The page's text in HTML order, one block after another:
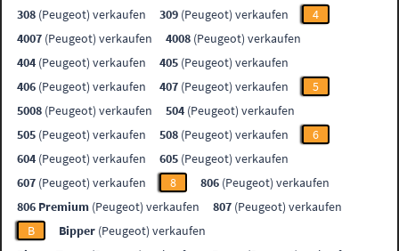
308 (Peugeot) verkaufen 309 (Peugeot) verkaufen
4
4007 (Peugeot) verkaufen 4008 (Peugeot) verkaufen
404 (Peugeot) verkaufen 405 (Peugeot) verkaufen
406 (Peugeot) verkaufen 407 (Peugeot) verkaufen
5
5008 (Peugeot) verkaufen 504 (Peugeot) verkaufen
505 (Peugeot) verkaufen 508 (Peugeot) verkaufen
6
604 (Peugeot) verkaufen 605 (Peugeot) verkaufen
607 (Peugeot) verkaufen 8 806 (Peugeot) verkaufen
806 Premium (Peugeot) verkaufen 807 (Peugeot) verkaufen
B
Bipper (Peugeot) verkaufen